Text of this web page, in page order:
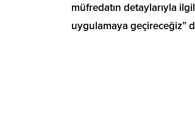
müfredatın detaylarıyla
uygulamaya geçireceğiz”